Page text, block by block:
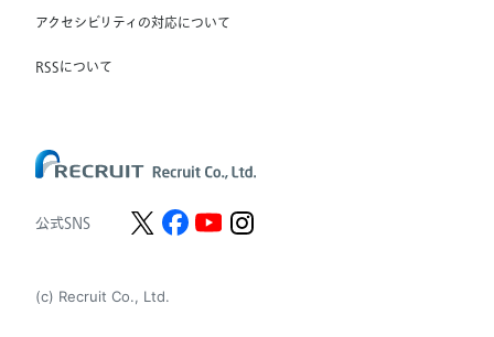
Staffmark Group, LLC
The CSI Companies, Inc.
(c) Recruit Co., Ltd.
公式SNS
アクセシビリティの対応について
RSSについて